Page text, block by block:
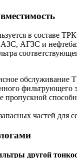
в составе
АГЗС и
обслуживание
фильтрующего
пропускной
частей для
другой